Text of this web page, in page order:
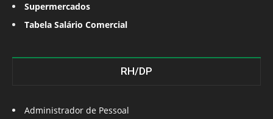
Supermercados
Tabela Salário Comercial
RH/DP
Administrador de Pessoal